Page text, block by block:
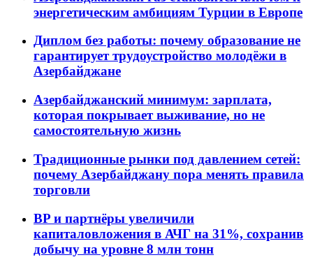
энергетическим амбициям Турции в Европе
Диплом без работы: почему образование не
гарантирует трудоустройство молодёжи в
Азербайджане
Азербайджанский минимум: зарплата,
которая покрывает выживание, но не
самостоятельную жизнь
Традиционные рынки под давлением сетей:
почему Азербайджану пора менять правила
торговли
BP и партнёры увеличили
капиталовложения в АЧГ на 31%, сохранив
добычу на уровне 8 млн тонн